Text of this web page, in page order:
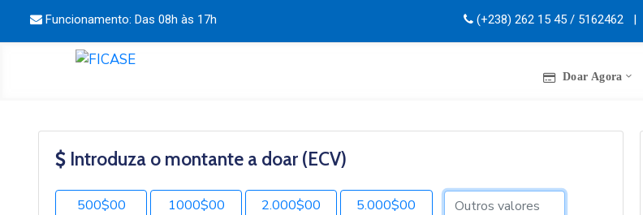
Funcionamento: Das 08h às 17h (+238) 262 15 45 / 5162462 |
Doar Agora
Introduza o montante a doar (ECV)
500$00 1000$00 2.000$00 5.000$00